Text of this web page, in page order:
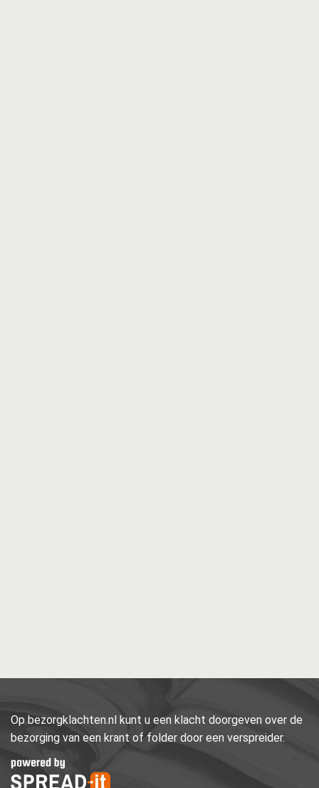
Op bezorgklachten.nl kunt u een klacht doorgeven over de
bezorging van een krant of folder door een verspreider.